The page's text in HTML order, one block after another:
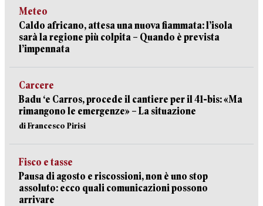
Meteo
Caldo africano, attesa una nuova fiammata: l’isola
sarà la regione più colpita – Quando è prevista
l’impennata
Carcere
Badu ‘e Carros, procede il cantiere per il 41-bis: «Ma
rimangono le emergenze» – La situazione
di Francesco Pirisi
Fisco e tasse
Pausa di agosto e riscossioni, non è uno stop
assoluto: ecco quali comunicazioni possono
arrivare